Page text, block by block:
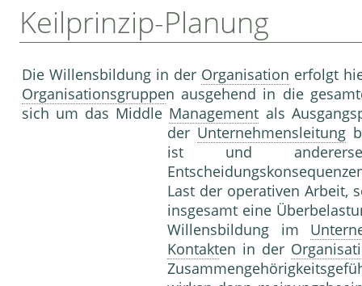
Keilprinzip-Planung
Die Willensbildung in der Organisation erfolgt
Organisationsgruppen ausgehend in die
sich um das Middle Management als
der Unternehmensleitung
ist und
Last der operativen Arbeit,
insgesamt eine
Willensbildung im
Kontakten in der